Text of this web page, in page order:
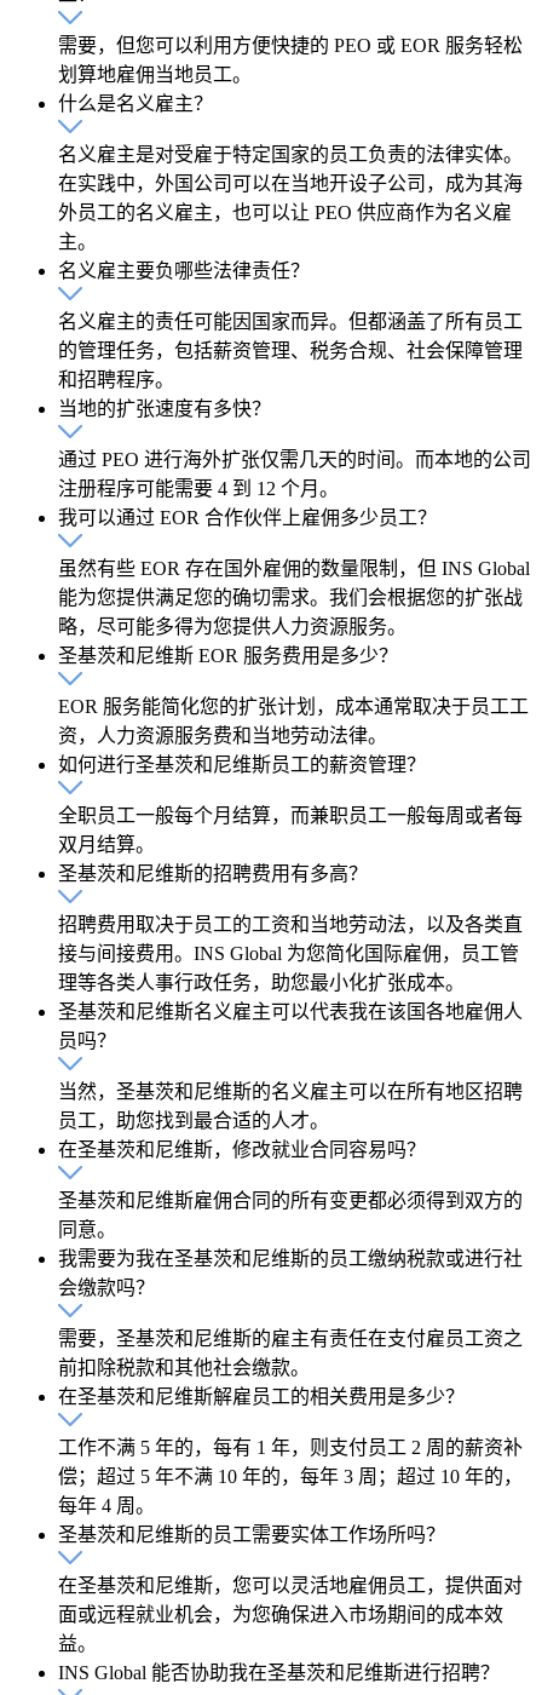
需要，但您可以利用方便快捷的 PEO 或 EOR 服务轻松
划算地雇佣当地员工。
什么是名义雇主？
名义雇主是对受雇于特定国家的员工负责的法律实体。
在实践中，外国公司可以在当地开设子公司，成为其海
外员工的名义雇主，也可以让 PEO 供应商作为名义雇
主。
名义雇主要负哪些法律责任？
名义雇主的责任可能因国家而异。但都涵盖了所有员工
的管理任务，包括薪资管理、税务合规、社会保障管理
和招聘程序。
当地的扩张速度有多快？
通过 PEO 进行海外扩张仅需几天的时间。而本地的公司
注册程序可能需要 4 到 12 个月。
我可以通过 EOR 合作伙伴上雇佣多少员工？
虽然有些 EOR 存在国外雇佣的数量限制，但 INS Global
能为您提供满足您的确切需求。我们会根据您的扩张战
略，尽可能多得为您提供人力资源服务。
圣基茨和尼维斯 EOR 服务费用是多少？
EOR 服务能简化您的扩张计划，成本通常取决于员工工
资，人力资源服务费和当地劳动法律。
如何进行圣基茨和尼维斯员工的薪资管理？
全职员工一般每个月结算，而兼职员工一般每周或者每
双月结算。
圣基茨和尼维斯的招聘费用有多高？
招聘费用取决于员工的工资和当地劳动法，以及各类直
接与间接费用。INS Global 为您简化国际雇佣，员工管
理等各类人事行政任务，助您最小化扩张成本。
圣基茨和尼维斯名义雇主可以代表我在该国各地雇佣人
员吗？
当然，圣基茨和尼维斯的名义雇主可以在所有地区招聘
员工，助您找到最合适的人才。
在圣基茨和尼维斯，修改就业合同容易吗？
圣基茨和尼维斯雇佣合同的所有变更都必须得到双方的
同意。
我需要为我在圣基茨和尼维斯的员工缴纳税款或进行社
会缴款吗？
需要，圣基茨和尼维斯的雇主有责任在支付雇员工资之
前扣除税款和其他社会缴款。
在圣基茨和尼维斯解雇员工的相关费用是多少？
工作不满 5 年的，每有 1 年，则支付员工 2 周的薪资补
偿；超过 5 年不满 10 年的，每年 3 周；超过 10 年的，
每年 4 周。
圣基茨和尼维斯的员工需要实体工作场所吗？
在圣基茨和尼维斯，您可以灵活地雇佣员工，提供面对
面或远程就业机会，为您确保进入市场期间的成本效
益。
INS Global 能否协助我在圣基茨和尼维斯进行招聘？